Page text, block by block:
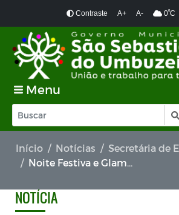
Contraste A+ A- 0ºC
Menu
Início Notícias
Secretária de
Noite Festiva e Glamourosa para os Professores da Rede Educacional de São Sebastião do Umbuzeiro
NOTÍCIA